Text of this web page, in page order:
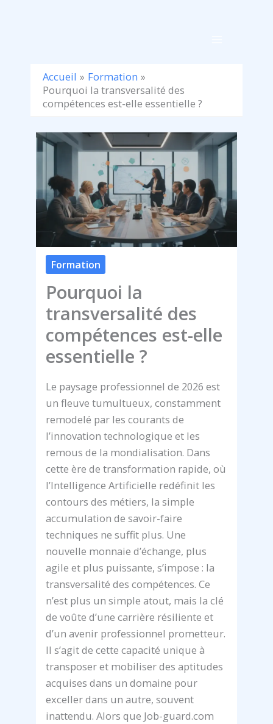
Accueil
Formation
Pourquoi la transversalité des
compétences est-elle essentielle ?
Formation
Pourquoi la
transversalité des
compétences est-elle
essentielle ?
Le paysage professionnel de 2026 est
un fleuve tumultueux, constamment
remodelé par les courants de
l’innovation technologique et les
remous de la mondialisation. Dans
cette ère de transformation rapide, où
l’Intelligence Artificielle redéfinit les
contours des métiers, la simple
accumulation de savoir-faire
techniques ne suffit plus. Une
nouvelle monnaie d’échange, plus
agile et plus puissante, s’impose : la
transversalité des compétences. Ce
n’est plus un simple atout, mais la clé
de voûte d’une carrière résiliente et
d’un avenir professionnel prometteur.
Il s’agit de cette capacité unique à
transposer et mobiliser des aptitudes
acquises dans un domaine pour
exceller dans un autre, souvent
inattendu. Alors que Job-guard.com